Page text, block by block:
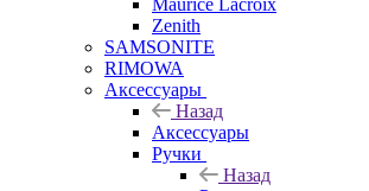
Maurice Lacroix
Zenith
SAMSONITE
RIMOWA
Аксессуары
Назад
Аксессуары
Ручки
Назад